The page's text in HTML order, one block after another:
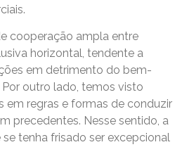
cooperação ampla entre
horizontal, tendente a
em detrimento do bem-
outro lado, temos visto
em regras e formas de conduzir
precedentes. Nesse sentido, a
tenha frisado ser excepcional